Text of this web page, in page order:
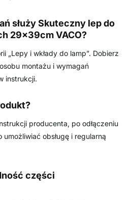
służy Skuteczny lep do
29x39cm VACO?
„Lepy i wkłady do lamp”. Dobierz
montażu i wymagań
instrukcji.
producenta, po odłączeniu
obsługę i regularną
części